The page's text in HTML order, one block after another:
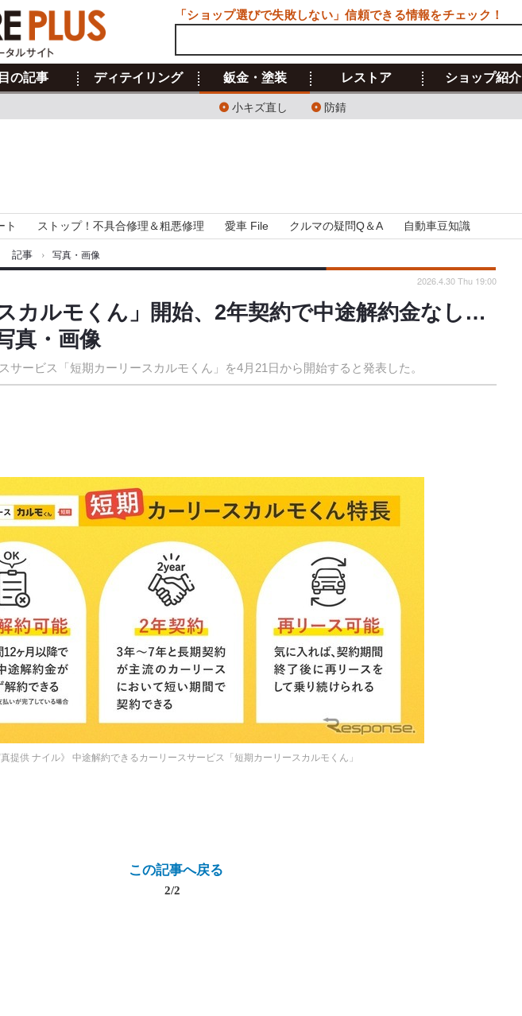
の記事 ディテイリング 鈑金・塗装
小キズ直し 防錆
レストア ショップ紹介
ト ストップ！不具合修理＆粗悪修理 愛車 File クルマの疑問Q＆A 自動車豆知識
記事 › 写真・画像
カルモくん」開始、2年契約で中途解約金なし…
真・画像
サービス「短期カーリースカルモくん」を4月21日から開始すると発表した。
2026.4.30 Thu 19:00
真提供 ナイル》 中途解約できるカーリースサービス「短期カーリースカルモくん」
この記事へ戻る
2/2
「ショップ選びで失敗しない」信頼できる情報をチェック！